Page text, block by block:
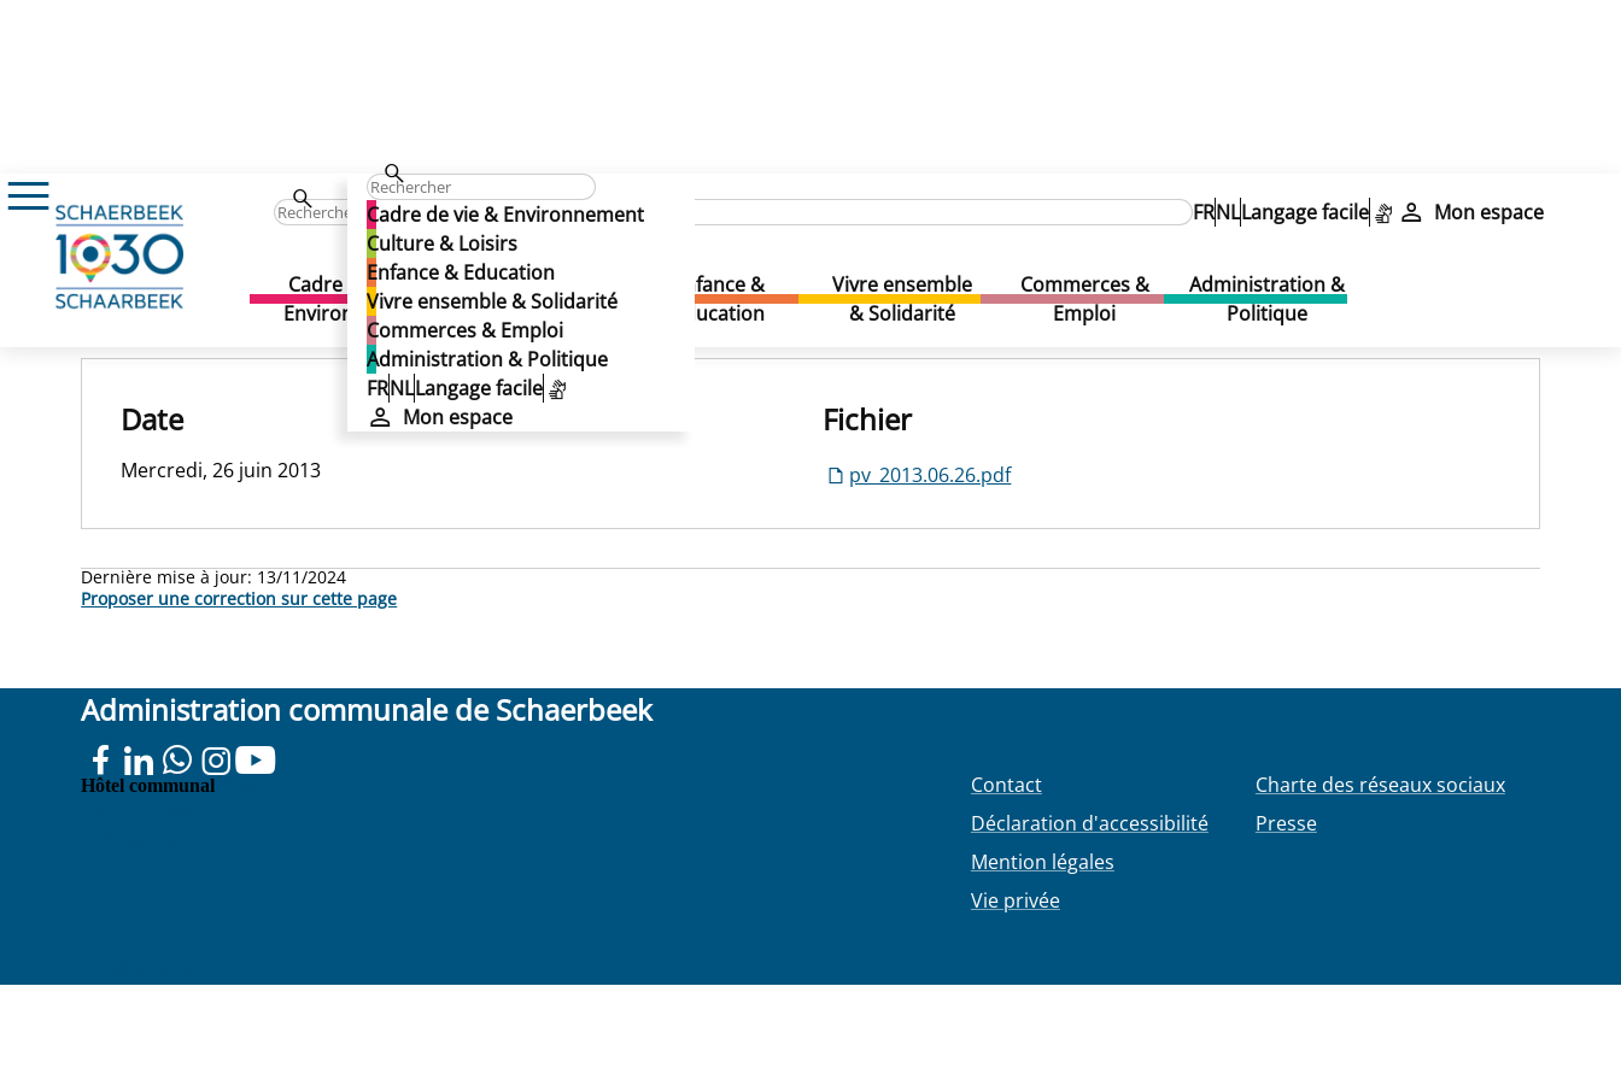
Cadre de vie & Environnement
Culture & Loisirs
Enfance & Education
Vivre ensemble & Solidarité
Commerces & Emploi
Administration & Politique
FRNLLangage facile
Mon espace
FRNLLangage facile Mon espace
Cadre de vie &
Environnement
Culture & Loisirs
Enfance &
Education
Vivre ensemble
& Solidarité
Commerces &
Emploi
Administration &
Politique
26/06/2013
26/06/2013
Publié le 13/11/2024
Date
Mercredi, 26 juin 2013
Fichier
pv_2013.06.26.pdf
Dernière mise à jour: 13/11/2024
Proposer une correction sur cette page
Administration communale de Schaerbeek
Hôtel communal
Contact
Déclaration d'accessibilité
Mention légales
Vie privée
Charte des réseaux sociaux
Presse